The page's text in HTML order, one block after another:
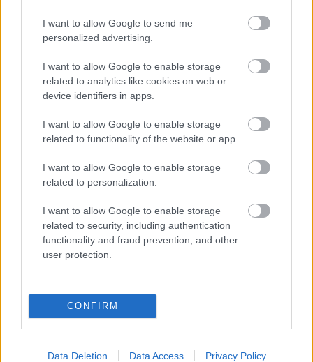
I want to allow Google to send me
personalized advertising.
I want to allow Google to enable storage
related to analytics like cookies on web or
device identifiers in apps.
I want to allow Google to enable storage
related to functionality of the website or app.
I want to allow Google to enable storage
related to personalization.
I want to allow Google to enable storage
related to security, including authentication
functionality and fraud prevention, and other
user protection.
CONFIRM
Data Deletion Data Access Privacy Policy
Ajánlott bejegyzések:
Előzetest kapott a Gyalázat
A Big Bang Theoryról szól a Comedy
Kettősen mér a Médiatanács mércéje